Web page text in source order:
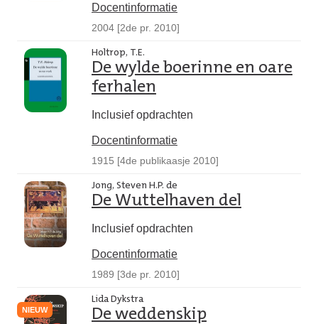
Docentinformatie
2004 [2de pr. 2010]
Holtrop, T.E.
De wylde boerinne en oare
ferhalen
Inclusief opdrachten
Docentinformatie
1915 [4de publikaasje 2010]
Jong, Steven H.P. de
De Wuttelhaven del
Inclusief opdrachten
Docentinformatie
1989 [3de pr. 2010]
NIEUW
Lida Dykstra
De weddenskip